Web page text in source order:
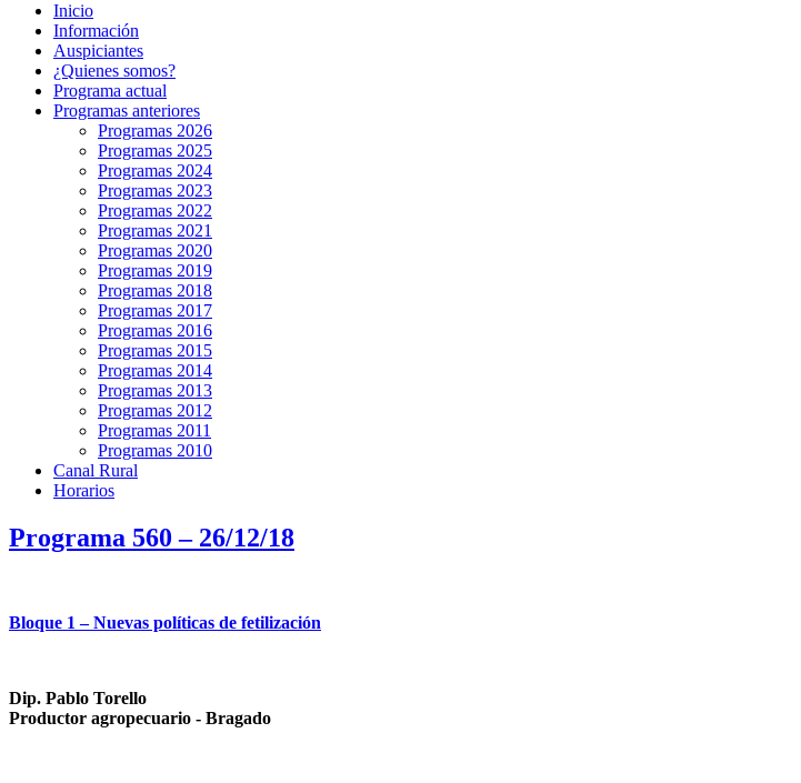
Inicio
Información
Auspiciantes
¿Quienes somos?
Programa actual
Programas anteriores
Programas 2026
Programas 2025
Programas 2024
Programas 2023
Programas 2022
Programas 2021
Programas 2020
Programas 2019
Programas 2018
Programas 2017
Programas 2016
Programas 2015
Programas 2014
Programas 2013
Programas 2012
Programas 2011
Programas 2010
Canal Rural
Horarios
Programa 560 – 26/12/18
Bloque 1 – Nuevas políticas de fetilización
Dip. Pablo Torello
Productor agropecuario - Bragado